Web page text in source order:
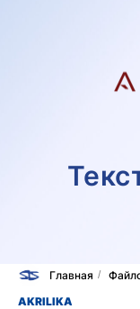
Главная /
AKRILIKA